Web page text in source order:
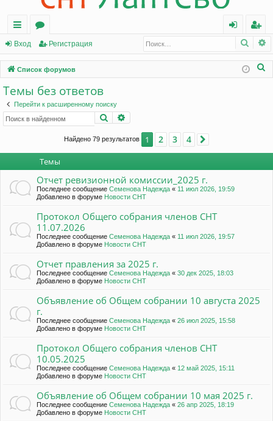
с
ы
лк
и
о
ру
м
д
ег
ис
тр
Вход Регистрация
Список форумов
Темы без ответов
Перейти к расширенному поиску
Поиск
Найдено 79 результатов 1 2 3 4
Темы
Отчет ревизионной комиссии_2025 г.
Последнее сообщение Семенова Надежда « 11 июл 2026, 19:59
Добавлено в форуме Новости СНТ
Протокол Общего собрания членов СНТ
11.07.2026
Последнее сообщение Семенова Надежда « 11 июл 2026, 19:57
Добавлено в форуме Новости СНТ
Отчет правления за 2025 г.
Последнее сообщение Семенова Надежда « 30 дек 2025, 18:03
Добавлено в форуме Новости СНТ
Объявление об Общем собрании 10 августа 2025
г.
Последнее сообщение Семенова Надежда « 26 июл 2025, 15:58
Добавлено в форуме Новости СНТ
Протокол Общего собрания членов СНТ
10.05.2025
Последнее сообщение Семенова Надежда « 12 май 2025, 15:11
Добавлено в форуме Новости СНТ
Объявление об Общем собрании 10 мая 2025 г.
Последнее сообщение Семенова Надежда « 26 апр 2025, 18:19
Добавлено в форуме Новости СНТ